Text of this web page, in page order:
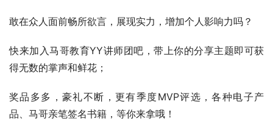
敢在众人面前畅所欲言，展现实力，增加个人影响力吗？
快来加入马哥教育YY讲师团吧，带上你的分享主题即可获
得无数的掌声和鲜花；
奖品多多，豪礼不断，更有季度MVP评选，各种电子产
品、马哥亲笔签名书籍，等你来拿哦！